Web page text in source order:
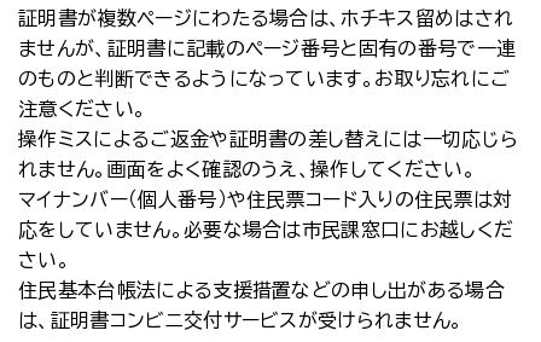
証明書が複数ページにわたる場合は、ホチキス留めはされ
ませんが、証明書に記載のページ番号と固有の番号で一連
のものと判断できるようになっています。お取り忘れにご
注意ください。
操作ミスによるご返金や証明書の差し替えには一切応じら
れません。画面をよく確認のうえ、操作してください。
マイナンバー（個人番号）や住民票コード入りの住民票は対
応をしていません。必要な場合は市民課窓口にお越しくだ
さい。
住民基本台帳法による支援措置などの申し出がある場合
は、証明書コンビニ交付サービスが受けられません。